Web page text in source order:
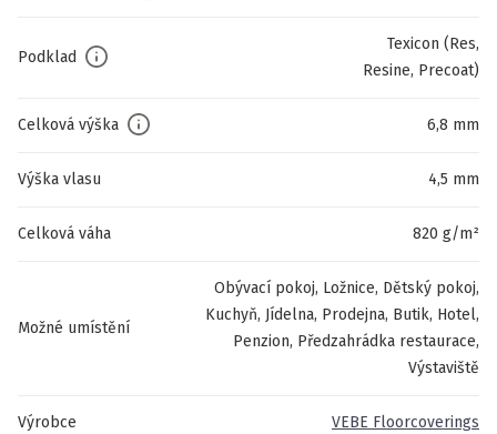
Podklad
Texicon (Res,
Resine, Precoat)
Celková výška 6,8 mm
Výška vlasu 4,5 mm
Celková váha 820 g/m²
Možné umístění
Obývací pokoj, Ložnice, Dětský pokoj,
Kuchyň, Jídelna, Prodejna, Butik, Hotel,
Penzion, Předzahrádka restaurace,
Výstaviště
Výrobce VEBE Floorcoverings